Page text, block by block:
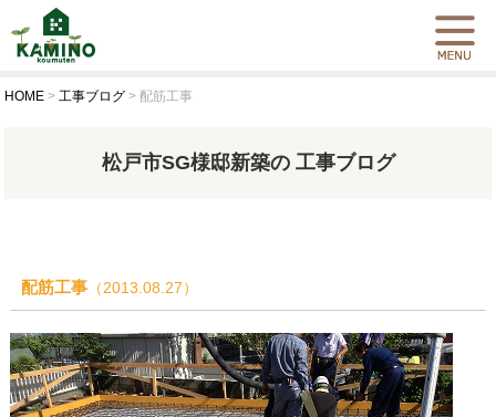
HOME >工事ブログ > 配筋工事
松戸市SG様邸新築の 工事ブログ
配筋工事（2013.08.27）